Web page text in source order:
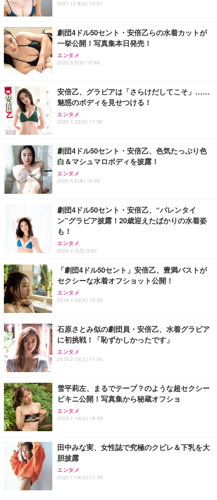
2021.11.9(火) 10:01
劇団4ドル50セント・安倍乙らの水着カットが
一挙公開！写真集本日発売！
エンタメ
2020.8.5(水) 12:46
安倍乙、グラビアは「さらけだしてこそ」……
魅惑のボディを見せつける！
エンタメ
2020.7.22(水) 11:56
劇団4ドル50セント・安倍乙、色気たっぷり色
白＆マシュマロボディを披露！
エンタメ
2020.4.2(木) 16:02
劇団4ドル50セント・安倍乙、“バレンタイ
ン”グラビア披露！20歳迎えたばかりの水着姿
も！
エンタメ
2020.2.3(月) 9:00
「劇団4ドル50セント」安倍乙、豊満バストが
セクシーな水着オフショット公開！
エンタメ
2019.7.23(火) 16:32
石原さとみ似の劇団員・安倍乙、水着グラビア
に初挑戦！「恥ずかしかったです」
エンタメ
2018.2.10(土) 11:00
雪平莉左、まるでテープ？のような超セクシー
ビキニ公開！写真集から秘蔵オフショ
エンタメ
2022.7.19(火) 16:43
田中みな実、女性誌で究極のクビレ＆下乳を大
胆披露
エンタメ
2022.7.19(火) 11:35